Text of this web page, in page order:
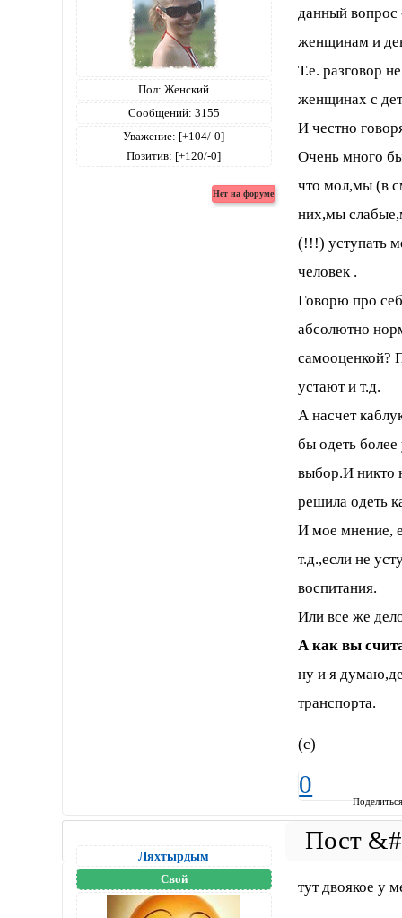
Пол: Женский
Сообщений: 3155
Уважение: [+104/-0]
Позитив: [+120/-0]
данный
женщинам и
Т.е. разговор
женщинах с
И честно
Очень много
что мол,мы (в
них,мы
(!!!) уступать
человек .
Говорю про
абсолютно
самооценкой?
устают и т.д.
А насчет
бы одеть
выбор.И никто
решила одеть
И мое мнение,
т.д.,если не
воспитания.
Или все же
А как вы
ну и я
транспорта.
(с)
0
Ляхтырдым
Свой тут двоякое у